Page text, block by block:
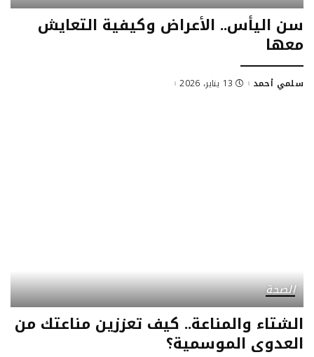
سن اليأس.. الأعراض وكيفية التعايش
معها
Posted
سلمي أحمد 13 يناير، 2026
الصحة
الشتاء والمناعة.. كيف تعززين مناعتك من
العدوى الموسمية؟